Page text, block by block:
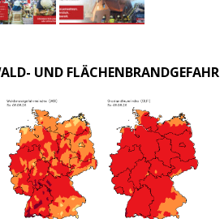
UND FLÄCHENBRANDGEFAHR